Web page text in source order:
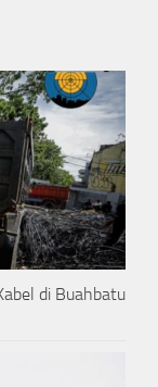
di Buahbatu